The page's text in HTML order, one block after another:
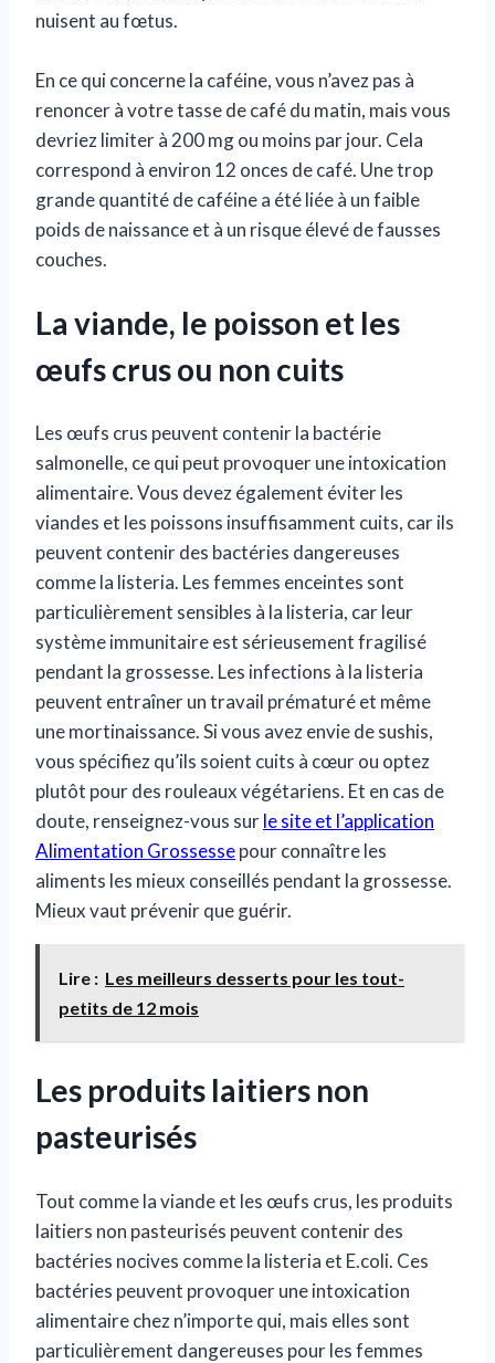
nuisent au fœtus.
En ce qui concerne la caféine, vous n’avez pas à
renoncer à votre tasse de café du matin, mais vous
devriez limiter à 200 mg ou moins par jour. Cela
correspond à environ 12 onces de café. Une trop
grande quantité de caféine a été liée à un faible
poids de naissance et à un risque élevé de fausses
couches.
La viande, le poisson et les
œufs crus ou non cuits
Les œufs crus peuvent contenir la bactérie
salmonelle, ce qui peut provoquer une intoxication
alimentaire. Vous devez également éviter les
viandes et les poissons insuffisamment cuits, car ils
peuvent contenir des bactéries dangereuses
comme la listeria. Les femmes enceintes sont
particulièrement sensibles à la listeria, car leur
système immunitaire est sérieusement fragilisé
pendant la grossesse. Les infections à la listeria
peuvent entraîner un travail prématuré et même
une mortinaissance. Si vous avez envie de sushis,
vous spécifiez qu’ils soient cuits à cœur ou optez
plutôt pour des rouleaux végétariens. Et en cas de
doute, renseignez-vous surle site et l’application
Alimentation Grossessepour connaître les
aliments les mieux conseillés pendant la grossesse.
Mieux vaut prévenir que guérir.
Lire : Les meilleurs desserts pour les tout-
petits de 12 mois
Les produits laitiers non
pasteurisés
Tout comme la viande et les œufs crus, les produits
laitiers non pasteurisés peuvent contenir des
bactéries nocives comme la listeria et E.coli. Ces
bactéries peuvent provoquer une intoxication
alimentaire chez n’importe qui, mais elles sont
particulièrement dangereuses pour les femmes